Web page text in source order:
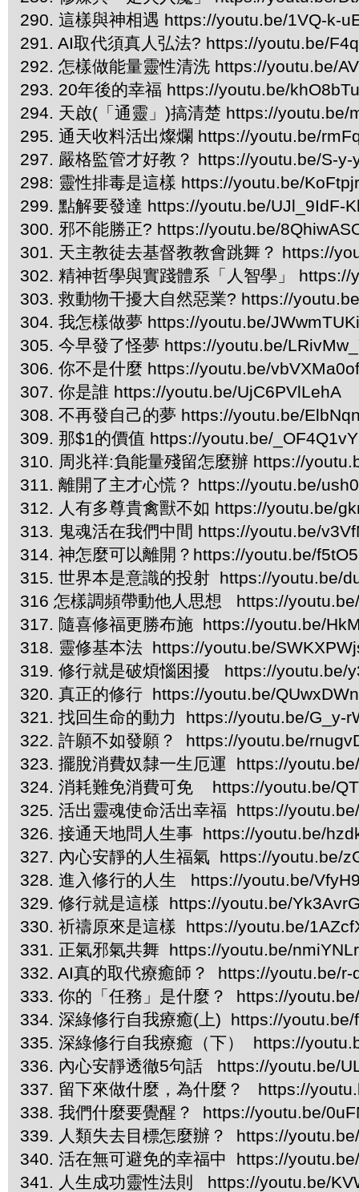
290. 這樣與神相遇 https://youtu.be/1VQ-k-
291. AI取代須真人弘法? https://youtu.be/
292. 怎樣做能量靈性清洗 https://youtu.be/
293. 20年後的幸福 https://youtu.be/
294. 天啟(「通靈」)搞清楚 https://youtu.be/
295. 通天收料活出燦爛 https://youtu.be/
297. 嚴格監管才好教？ https://youtu.be/S-y-
298: 靈性排毒是這樣 https://youtu.be/
299. 點解要發達 https://youtu.be/UJl_9IdF-
300. 邪不能勝正? https://youtu.be/
301. 天主教徒去基督教教會跳舞？ https://
302. 精神哲學與實踐體系「人智學」
303. 救動物干擾大自然惡業? https://
304. 我怎樣做夢 https://youtu.be/
305. 今早發了怪夢 https://youtu.be/
306. 你不是什麼 https://youtu.be/
307. 你是誰 https://youtu.be/UjC6PVlLehA
308. 不再發自己的夢 https://youtu.be/
309. 那$1的價值 https://youtu.be/
310. 周兆祥:負能量殘留怎麼辦 https://
311. 離開了主才心慌？ https://youtu.be/
312. 人有多尊貴禽獸不如 https://youtu.be/
313. 鬼魂活在我們中間 https://youtu.be/
314. 神怎麼可以離開？https://youtu.be/
315. 世界本是意識的投射 https://youtu.be/
316 怎樣調頻帶動他人思想 https://
317. 隨喜修福更勝布施 https://youtu.be/
318. 靈修基本法 https://youtu.be/
319. 修行就是破煩惱困擾 https://youtu.be/
320. 真正的修行 https://youtu.be/
321. 找回生命的動力 https://youtu.be/G_y-
322. 許願不如發願？ https://youtu.be/
323. 擺脫消費奴隸一生厄運 https://
324. 消耗難免消費可免 https://youtu.be/
325. 活出靈魂使命活出幸福 https://
326. 接通天地問人生事 https://youtu.be/
327. 內心安靜的人生福氣 https://youtu.be/
328. 進入修行的人生 https://youtu.be/
329. 修行就是這樣 https://youtu.be/
330. 祈禱原來是這樣 https://youtu.be/
331. 正氣邪氣共舞 https://youtu.be/
332. AI真的取代療癒師？ https://youtu.be/r-
333. 你的「任務」是什麼？ https://
334. 深綠修行自我療癒(上) https://youtu.be/
335. 深綠修行自我療癒（下） https://
336. 內心安靜透徹5句話 https://youtu.be/
337. 留下來做什麼，為什麼？ https://
338. 我們什麼要覺醒？ https://youtu.be/
339. 人類失去目標怎麼辦？ https://
340. 活在無可避免的幸福中 https://
341. 人生成功靈性法則 https://youtu.be/